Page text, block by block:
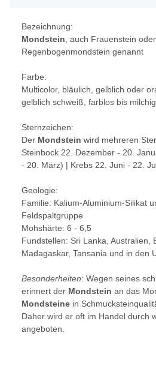
Bezeichnung:
Mondstein , auch Frauenstein oder
Regenbogenmondstein genannt
Farbe:
Multicolor, bläulich, gelblich oder
gelblich schweiß, farblos bis
Sternzeichen:
Der Mondstein wird mehreren
Steinbock 22. Dezember - 20.
- 20. März) | Krebs 22. Juni - 22.
Geologie:
Familie: Kalium-Aluminium-Silikat
Feldspaltgruppe
Mohshärte: 6 - 6,5
Fundstellen: Sri Lanka, Australien,
Madagaskar, Tansania und in den
Besonderheiten: Wegen seines
erinnert der Mondstein an das
Mondsteine in
Daher wird er oft im Handel durch
angeboten.